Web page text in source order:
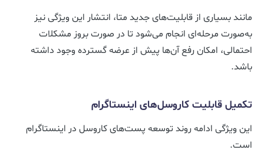
مانند بسیاری از قابلیت‌های جدید متا، انتشار این ویژگی نیز
به‌صورت مرحله‌ای انجام می‌شود تا در صورت بروز مشکلات
احتمالی، امکان رفع آن‌ها پیش از عرضه گسترده وجود داشته
باشد.
تکمیل قابلیت کاروسل‌های اینستاگرام
این ویژگی ادامه روند توسعه پست‌های کاروسل در اینستاگرام
است.